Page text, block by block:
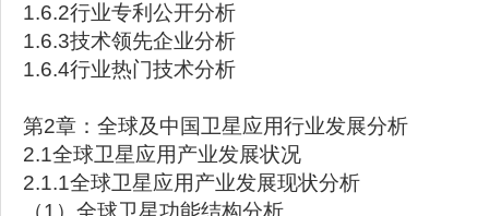
1.6.2行业专利公开分析
1.6.3技术领先企业分析
1.6.4行业热门技术分析
第2章：全球及中国卫星应用行业发展分析
2.1全球卫星应用产业发展状况
2.1.1全球卫星应用产业发展现状分析
（1）全球卫星功能结构分析